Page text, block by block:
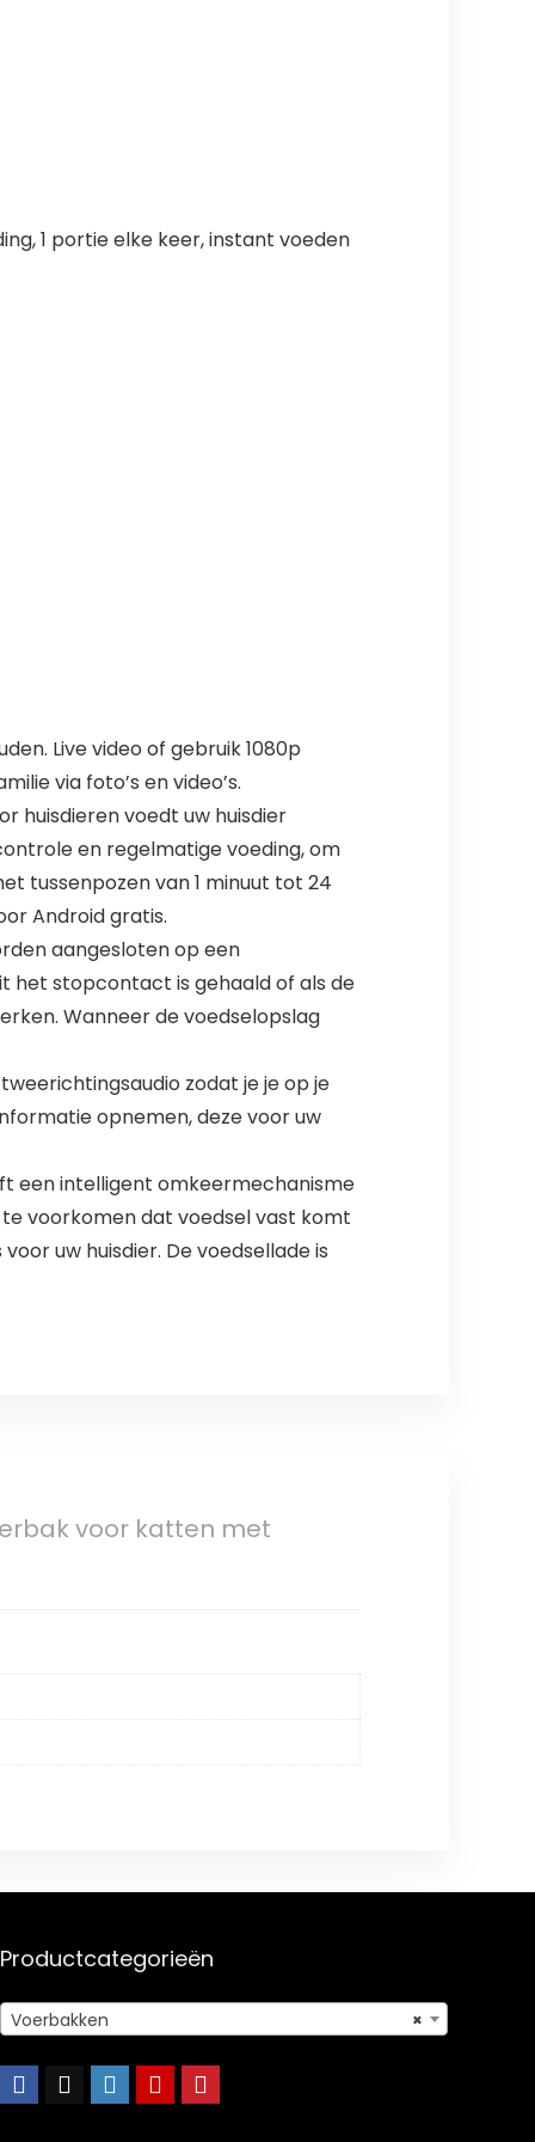
1 portie elke keer, instant voeden
Live video of gebruik 1080p
via foto’s en video’s.
huisdieren voedt uw huisdier
en regelmatige voeding, om
tussenpozen van 1 minuut tot 24
Android gratis.
aangesloten op een
het stopcontact is gehaald of als de
Wanneer de voedselopslag
zodat je je op je
opnemen, deze voor uw
een intelligent omkeermechanisme
voorkomen dat voedsel vast komt
uw huisdier. De voedsellade is
voor katten met
Productcategorieën
×
Voerbakken